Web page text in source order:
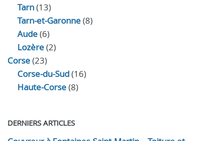
Tarn(13)
Tarn-et-Garonne(8)
Aude(6)
Lozère(2)
Corse(23)
Corse-du-Sud(16)
Haute-Corse(8)
DERNIERS ARTICLES